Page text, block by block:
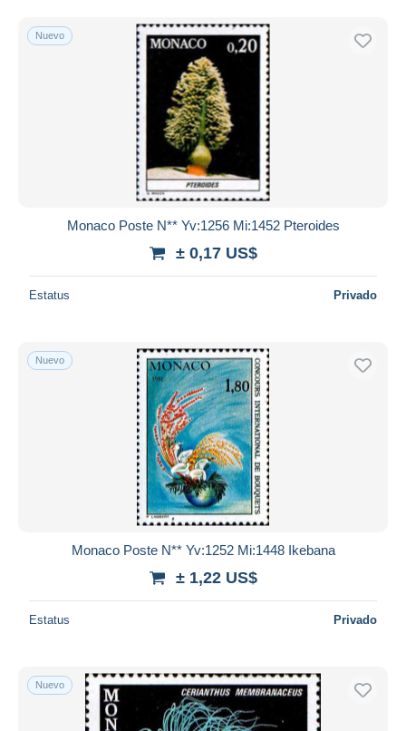
Nuevo
Monaco Poste N** Yv:1256 Mi:1452 Pteroides
± 0,17 US$
Estatus Privado
Nuevo
Monaco Poste N** Yv:1252 Mi:1448 Ikebana
± 1,22 US$
Estatus Privado
Nuevo